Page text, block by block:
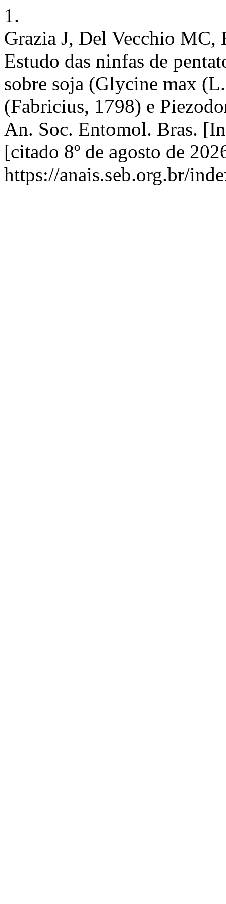
1.
Grazia J, Del Vecchio
Estudo das ninfas de
sobre soja (Glycine max
(Fabricius, 1798) e
An. Soc. Entomol. Bras.
[citado 8º de agosto de
https://anais.seb.org.br/